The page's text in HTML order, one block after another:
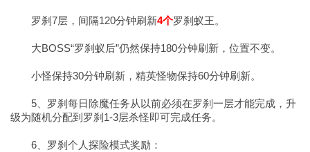
罗刹7层，间隔120分钟刷新4个罗刹蚁王。
大BOSS“罗刹蚁后”仍然保持180分钟刷新，位置不变。
小怪保持30分钟刷新，精英怪物保持60分钟刷新。
5、罗刹每日除魔任务从以前必须在罗刹一层才能完成，升
级为随机分配到罗刹1-3层杀怪即可完成任务。
6、罗刹个人探险模式奖励：